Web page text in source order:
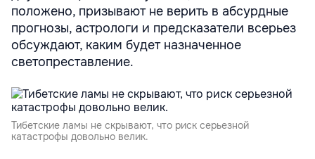
положено, призывают не верить в абсурдные
прогнозы, астрологи и предсказатели всерьез
обсуждают, каким будет назначенное
светопреставление.
Тибетские ламы не скрывают, что риск серьезной
катастрофы довольно велик.